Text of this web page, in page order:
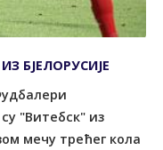
БЈЕЛОРУСИЈЕ
"Витебск" из
мечу трећег кола